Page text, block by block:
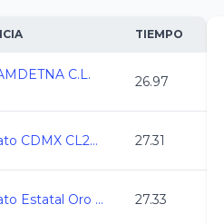
TIEMPO
C.L. 26.97
Campeonato CDMX CL2026 27.31
Campeonato Estatal Oro Juvenil C.L. 2025-2026 27.33